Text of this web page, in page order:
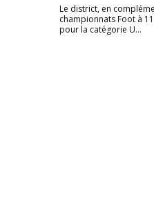
Le district, en
championnats Foot à
pour la catégorie U...